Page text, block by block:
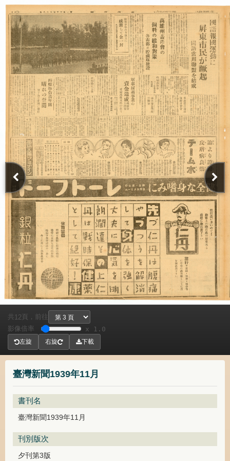
臺灣新聞1939年11月
書刊名
臺灣新聞1939年11月
刊別版次
夕刊第3版
共 12頁， 前往
影像倍率
x 1.0
左旋 右旋 下載